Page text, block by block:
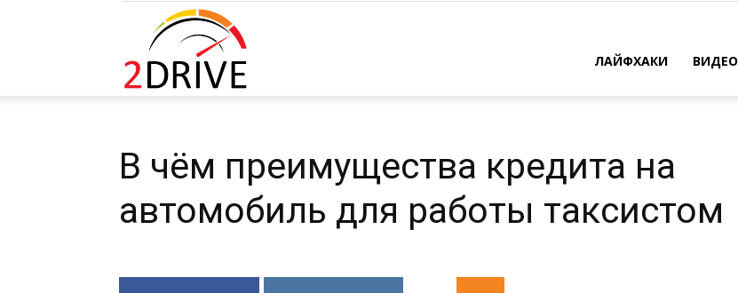
ЛАЙФХАКИ ВИДЕО
В чём преимущества кредита на
автомобиль для работы таксистом